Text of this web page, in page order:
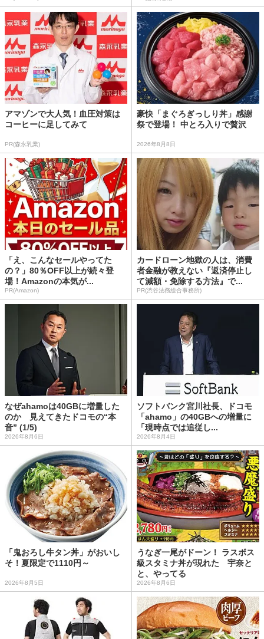
アマゾンで大人気！血圧対策は
コーヒーに足してみて
PR(森永乳業)
豪快「まぐろぎっしり丼」感謝
祭で登場！ 中とろ入りで贅沢
2026年8月8日
「え、こんなセールやってた
の？」80％OFF以上が続々登
場！Amazonの本気が...
PR(Amazon)
カードローン地獄の人は、消費
者金融が教えない『返済停止し
て減額・免除する方法』で...
PR(渋谷法務総合事務所)
なぜahamoは40GBに増量した
のか 見えてきたドコモの“本
音” (1/5)
2026年8月6日
ソフトバンク宮川社長、ドコモ
「ahamo」の40GBへの増量に
「現時点では追従し...
2026年8月4日
「鬼おろし牛タン丼」がおいし
そ！夏限定で1110円～
2026年8月5日
うなぎ一尾がドーン！ ラスボス
級スタミナ丼が現れた 宇奈と
と、やってる
2026年8月6日